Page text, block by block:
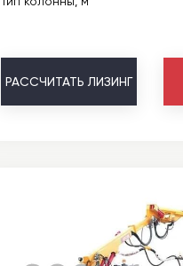
РАССЧИТАТЬ ЛИЗИНГ